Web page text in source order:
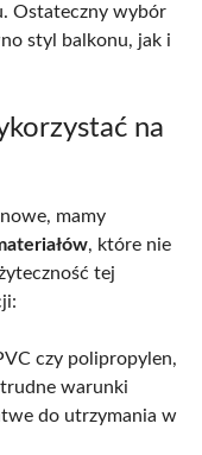
Ostateczny wybór
styl balkonu, jak i
na
mamy
, które nie
tej
czy polipropylen,
warunki
do utrzymania w